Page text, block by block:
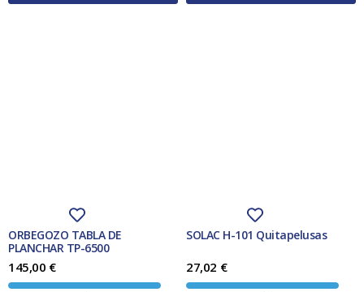
ORBEGOZO TABLA DE
PLANCHAR TP-6500
145,00 €
SOLAC H-101 Quitapelusas
27,02 €